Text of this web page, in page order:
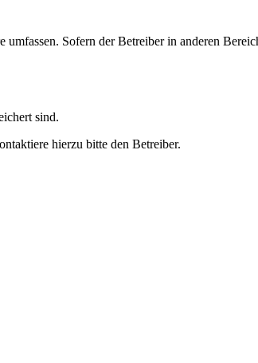
Sofern der Betreiber in anderen
sind.
hierzu bitte den Betreiber.